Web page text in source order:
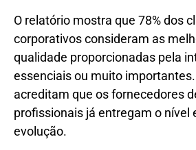
O relatório mostra que 78% dos
corporativos consideram as
qualidade proporcionadas pela
essenciais ou muito
acreditam que os fornecedores
profissionais já entregam o nível
evolução.